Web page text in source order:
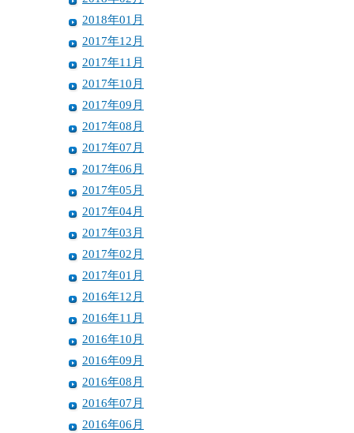
2018年01月
2017年12月
2017年11月
2017年10月
2017年09月
2017年08月
2017年07月
2017年06月
2017年05月
2017年04月
2017年03月
2017年02月
2017年01月
2016年12月
2016年11月
2016年10月
2016年09月
2016年08月
2016年07月
2016年06月